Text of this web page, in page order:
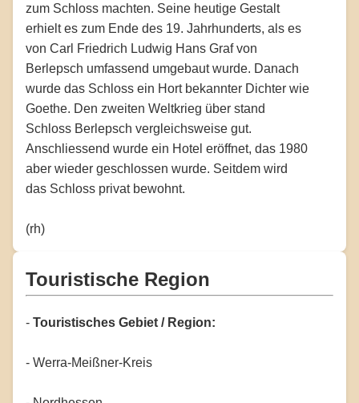
zum Schloss machten. Seine heutige Gestalt
erhielt es zum Ende des 19. Jahrhunderts, als es
von Carl Friedrich Ludwig Hans Graf von
Berlepsch umfassend umgebaut wurde. Danach
wurde das Schloss ein Hort bekannter Dichter wie
Goethe. Den zweiten Weltkrieg über stand
Schloss Berlepsch vergleichsweise gut.
Anschliessend wurde ein Hotel eröffnet, das 1980
aber wieder geschlossen wurde. Seitdem wird
das Schloss privat bewohnt.
(rh)
Touristische Region
- Touristisches Gebiet / Region:
- Werra-Meißner-Kreis